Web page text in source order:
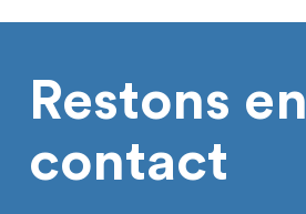
Restons en
contact